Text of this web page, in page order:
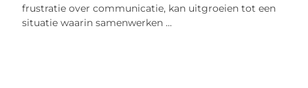
frustratie over communicatie, kan uitgroeien tot een
situatie waarin samenwerken ...